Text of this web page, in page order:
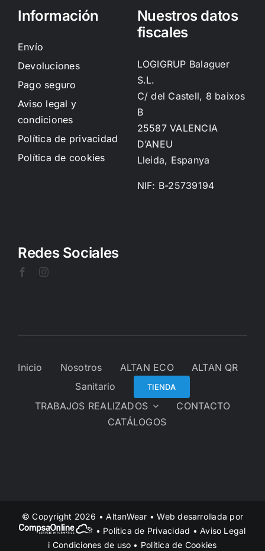
Información
Envío
Devoluciones
Pago seguro
Aviso legal y
condiciones
Política de privacidad
Política de cookies
Nuestros datos
fiscales
LOGIGRUP Balaguer
S.L.
C/ del Castell, 8 baixos
B
25587 VALENCIA
D’ANEU
Lleida, Espanya
NIF: B-25739194
Redes Sociales
Inicio Nosotros ALTAN ECO
ALTAN QR
Sanitario
TIENDA
TRABAJOS REALIZADOS
CONTACTO
CATÁLOGOS
© Copyright 2026 • AltanWear • Web desarrollada por
• Política de Privacidad •Aviso Legal
i Condiciones de uso • Política de Cookies